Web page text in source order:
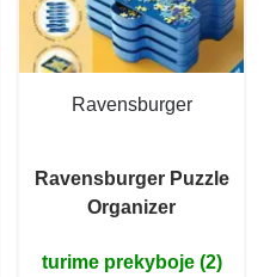
Ravensburger
Ravensburger Puzzle
Organizer
turime prekyboje (2)